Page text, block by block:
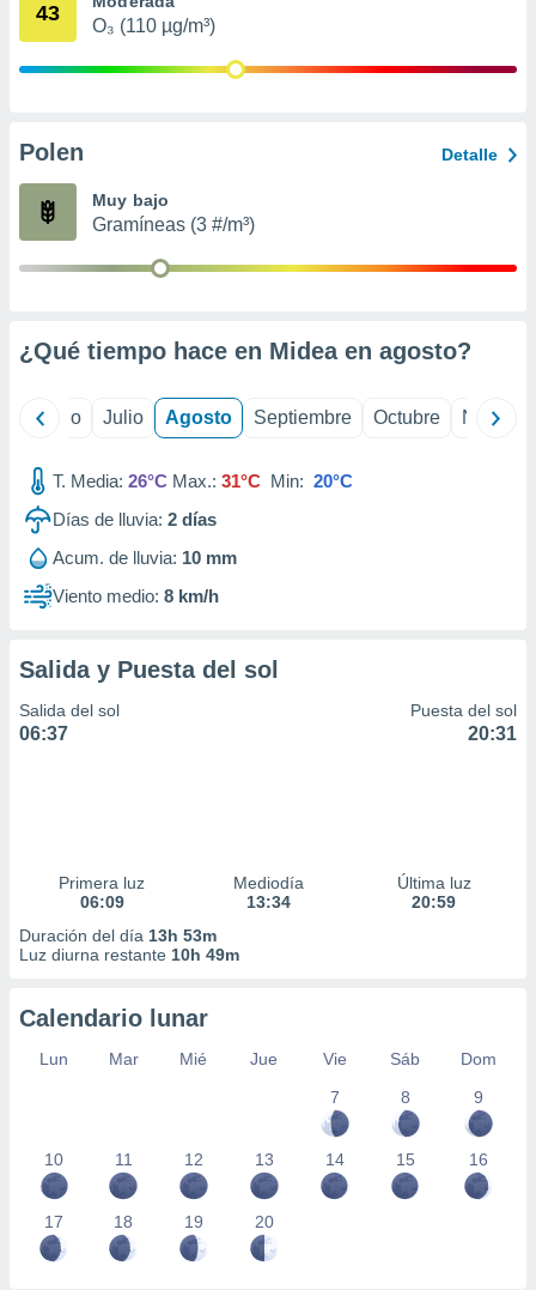
publicidad
de
1199
43
O₃ (110 µg/m³)
Polen Detalle
Muy bajo
Gramíneas (3 #/m³)
¿Qué tiempo hace en Midea en agosto?
Junio Julio Agosto Septiembre Octubre
T. Media: 26°C Max.: 31°C Min: 20°C
Días de lluvia: 2 días
Acum. de lluvia: 10 mm
Viento medio: 8 km/h
Salida y Puesta del sol
Salida del sol
06:37
Puesta del sol
20:31
Primera luz
06:09
Mediodía
13:34
Última luz
20:59
Duración del día 13h 53m
Luz diurna restante 10h 49m
Calendario lunar
Lun Mar Mié Jue Vie Sáb
Dom
7
8 9
10 11 12 13 14 15 16
17 18 19 20